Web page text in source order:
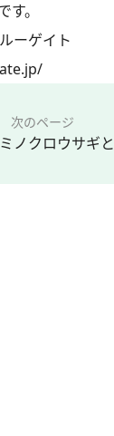
。
ーゲイト
次のページ
ノクロウサギ